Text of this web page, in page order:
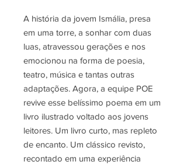
A história da jovem Ismália, presa
em uma torre, a sonhar com duas
luas, atravessou gerações e nos
emocionou na forma de poesia,
teatro, música e tantas outras
adaptações. Agora, a equipe POE
revive esse belíssimo poema em um
livro ilustrado voltado aos jovens
leitores. Um livro curto, mas repleto
de encanto. Um clássico revisto,
recontado em uma experiência